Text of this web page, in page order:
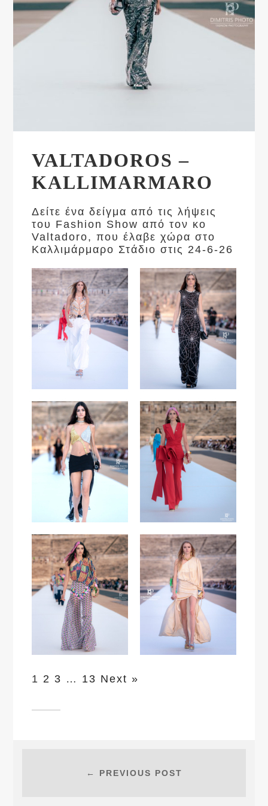
VALTADOROS –
KALLIMARMARO
Δείτε ένα δείγμα από τις λήψεις
του Fashion Show από τον κο
Valtadoro, που έλαβε χώρα στο
Καλλιμάρμαρο Στάδιο στις 24-6-26
1 2 3 … 13 Next »
← PREVIOUS POST